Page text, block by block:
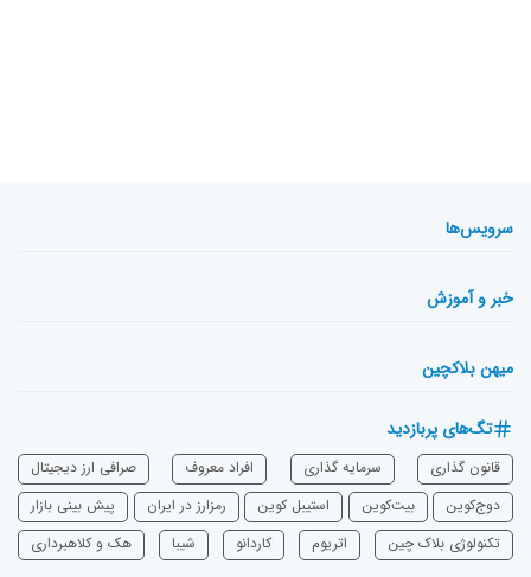
سرویس‌ها
خبر و آموزش
میهن بلاکچین
تگ‌های پربازدید
قانون گذاری سرمایه‌ گذاری افراد معروف
صرافی ارز دیجیتال
دوج‌کوین
بیت‌کوین استیبل کوین رمزارز در ایران
پیش بینی بازار
تکنولوژی بلاک چین
اتریوم ‌کاردانو شیبا هک و کلاهبرداری